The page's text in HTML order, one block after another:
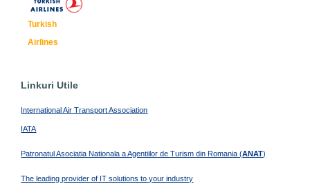
Turkish
Airlines
Linkuri Utile
International Air Transport Association
IATA
Patronatul Asociatia Nationala a Agentiilor de Turism din Romania (ANAT)
The leading provider of IT solutions to your industry